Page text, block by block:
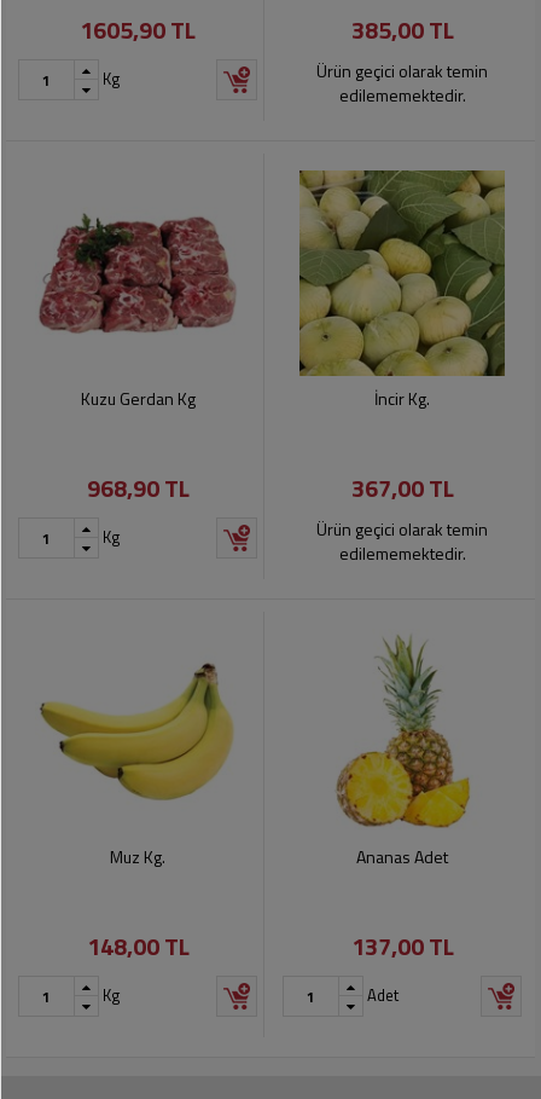
1605,90 TL
Kg
385,00 TL
Ürün geçici olarak temin
edilememektedir.
Kuzu Gerdan Kg
968,90 TL
Kg
İncir Kg.
367,00 TL
Ürün geçici olarak temin
edilememektedir.
Muz Kg.
148,00 TL
Kg
Ananas Adet
137,00 TL
Adet